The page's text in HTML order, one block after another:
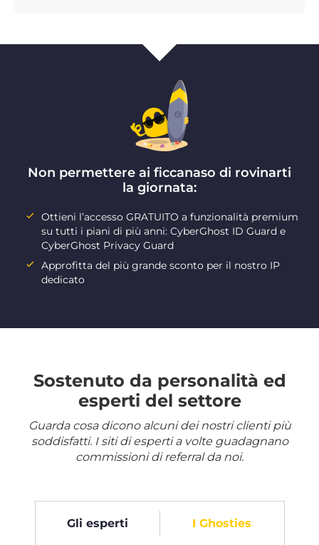
Non permettere ai ficcanaso di rovinarti
la giornata:
Ottieni l’accesso GRATUITO a funzionalità premium
su tutti i piani di più anni: CyberGhost ID Guard e
CyberGhost Privacy Guard
Approfitta del più grande sconto per il nostro IP
dedicato
Sostenuto da personalità ed
esperti del settore
Guarda cosa dicono alcuni dei nostri clienti più
soddisfatti. I siti di esperti a volte guadagnano
commissioni di referral da noi.
Gli esperti I Ghosties